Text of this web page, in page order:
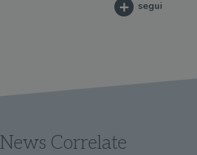
segui
News Correlate